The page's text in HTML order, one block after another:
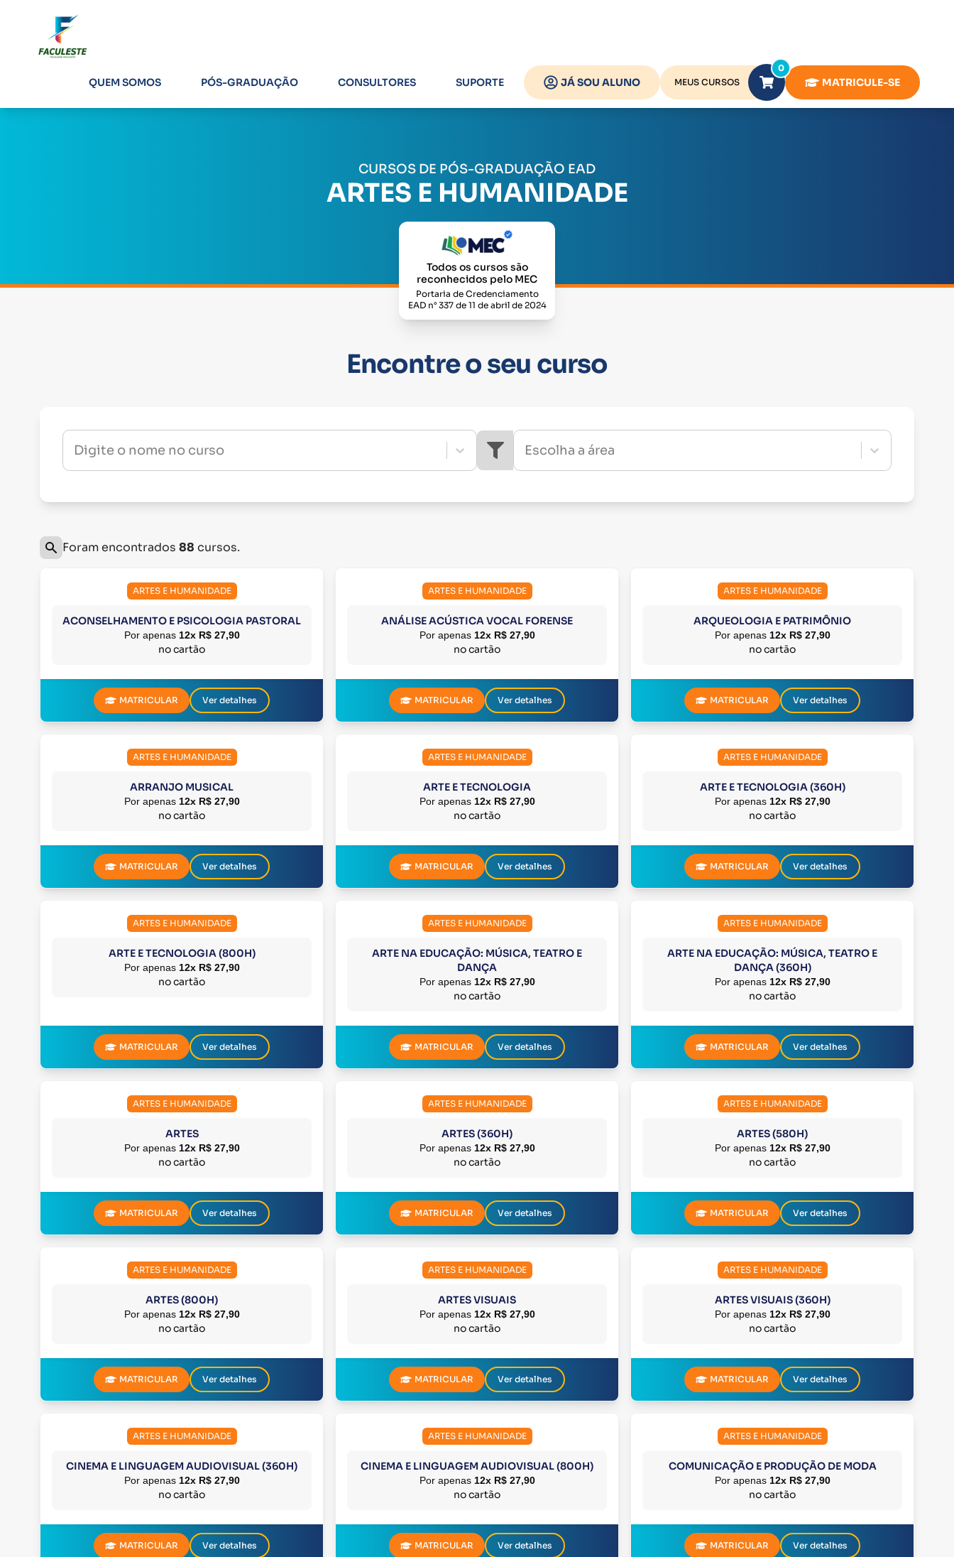
QUEM SOMOS PÓS-GRADUAÇÃO CONSULTORES SUPORTE JÁ SOU ALUNO MEUS CURSOS
0
MATRICULE-SE
CURSOS DE PÓS-GRADUAÇÃO EAD
ARTES E HUMANIDADE
Todos os cursos são
reconhecidos pelo MEC
Portaria de Credenciamento
EAD n° 337 de 11 de abril de 2024
Encontre o seu curso
Digite o nome no curso Escolha a área
Foram encontrados 88 cursos.
ARTES E HUMANIDADE
ACONSELHAMENTO E PSICOLOGIA PASTORAL
Por apenas 12x R$ 27,90
no cartão
MATRICULAR Ver detalhes
ARTES E HUMANIDADE
ANÁLISE ACÚSTICA VOCAL FORENSE
Por apenas 12x R$ 27,90
no cartão
MATRICULAR Ver detalhes
ARTES E HUMANIDADE
ARQUEOLOGIA E PATRIMÔNIO
Por apenas 12x R$ 27,90
no cartão
MATRICULAR Ver detalhes
ARTES E HUMANIDADE
ARRANJO MUSICAL
Por apenas 12x R$ 27,90
no cartão
MATRICULAR Ver detalhes
ARTES E HUMANIDADE
ARTE E TECNOLOGIA
Por apenas 12x R$ 27,90
no cartão
MATRICULAR Ver detalhes
ARTES E HUMANIDADE
ARTE E TECNOLOGIA (360H)
Por apenas 12x R$ 27,90
no cartão
MATRICULAR Ver detalhes
ARTES E HUMANIDADE
ARTE E TECNOLOGIA (800H)
Por apenas 12x R$ 27,90
no cartão
MATRICULAR Ver detalhes
ARTES E HUMANIDADE
ARTE NA EDUCAÇÃO: MÚSICA, TEATRO E
DANÇA
Por apenas 12x R$ 27,90
no cartão
MATRICULAR Ver detalhes
ARTES E HUMANIDADE
ARTE NA EDUCAÇÃO: MÚSICA, TEATRO E
DANÇA (360H)
Por apenas 12x R$ 27,90
no cartão
MATRICULAR Ver detalhes
ARTES E HUMANIDADE
ARTES
Por apenas 12x R$ 27,90
no cartão
MATRICULAR Ver detalhes
ARTES E HUMANIDADE
ARTES (360H)
Por apenas 12x R$ 27,90
no cartão
MATRICULAR Ver detalhes
ARTES E HUMANIDADE
ARTES (580H)
Por apenas 12x R$ 27,90
no cartão
MATRICULAR Ver detalhes
ARTES E HUMANIDADE
ARTES (800H)
Por apenas 12x R$ 27,90
no cartão
MATRICULAR Ver detalhes
ARTES E HUMANIDADE
ARTES VISUAIS
Por apenas 12x R$ 27,90
no cartão
MATRICULAR Ver detalhes
ARTES E HUMANIDADE
ARTES VISUAIS (360H)
Por apenas 12x R$ 27,90
no cartão
MATRICULAR Ver detalhes
ARTES E HUMANIDADE
CINEMA E LINGUAGEM AUDIOVISUAL (360H)
Por apenas 12x R$ 27,90
no cartão
MATRICULAR Ver detalhes
ARTES E HUMANIDADE
CINEMA E LINGUAGEM AUDIOVISUAL (800H)
Por apenas 12x R$ 27,90
no cartão
MATRICULAR Ver detalhes
ARTES E HUMANIDADE
COMUNICAÇÃO E PRODUÇÃO DE MODA
Por apenas 12x R$ 27,90
no cartão
MATRICULAR Ver detalhes